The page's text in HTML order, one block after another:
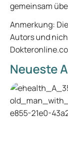
gemeinsam
Anmerkung:
Autors und
Neueste